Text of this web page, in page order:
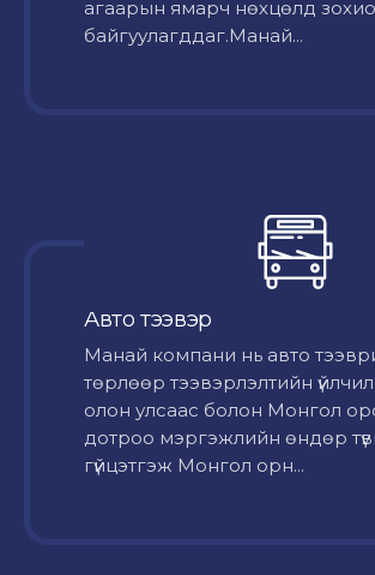
агаарын ямарч нөхцөлд
байгуулагддаг.Манай...
Авто тээвэр
Mанай компани нь авто
төрлөөр тээвэрлэлтийн
олон улсаас болон Монгол
дотроо мэргэжлийн өндөр
гүйцэтгэж Монгол орн...